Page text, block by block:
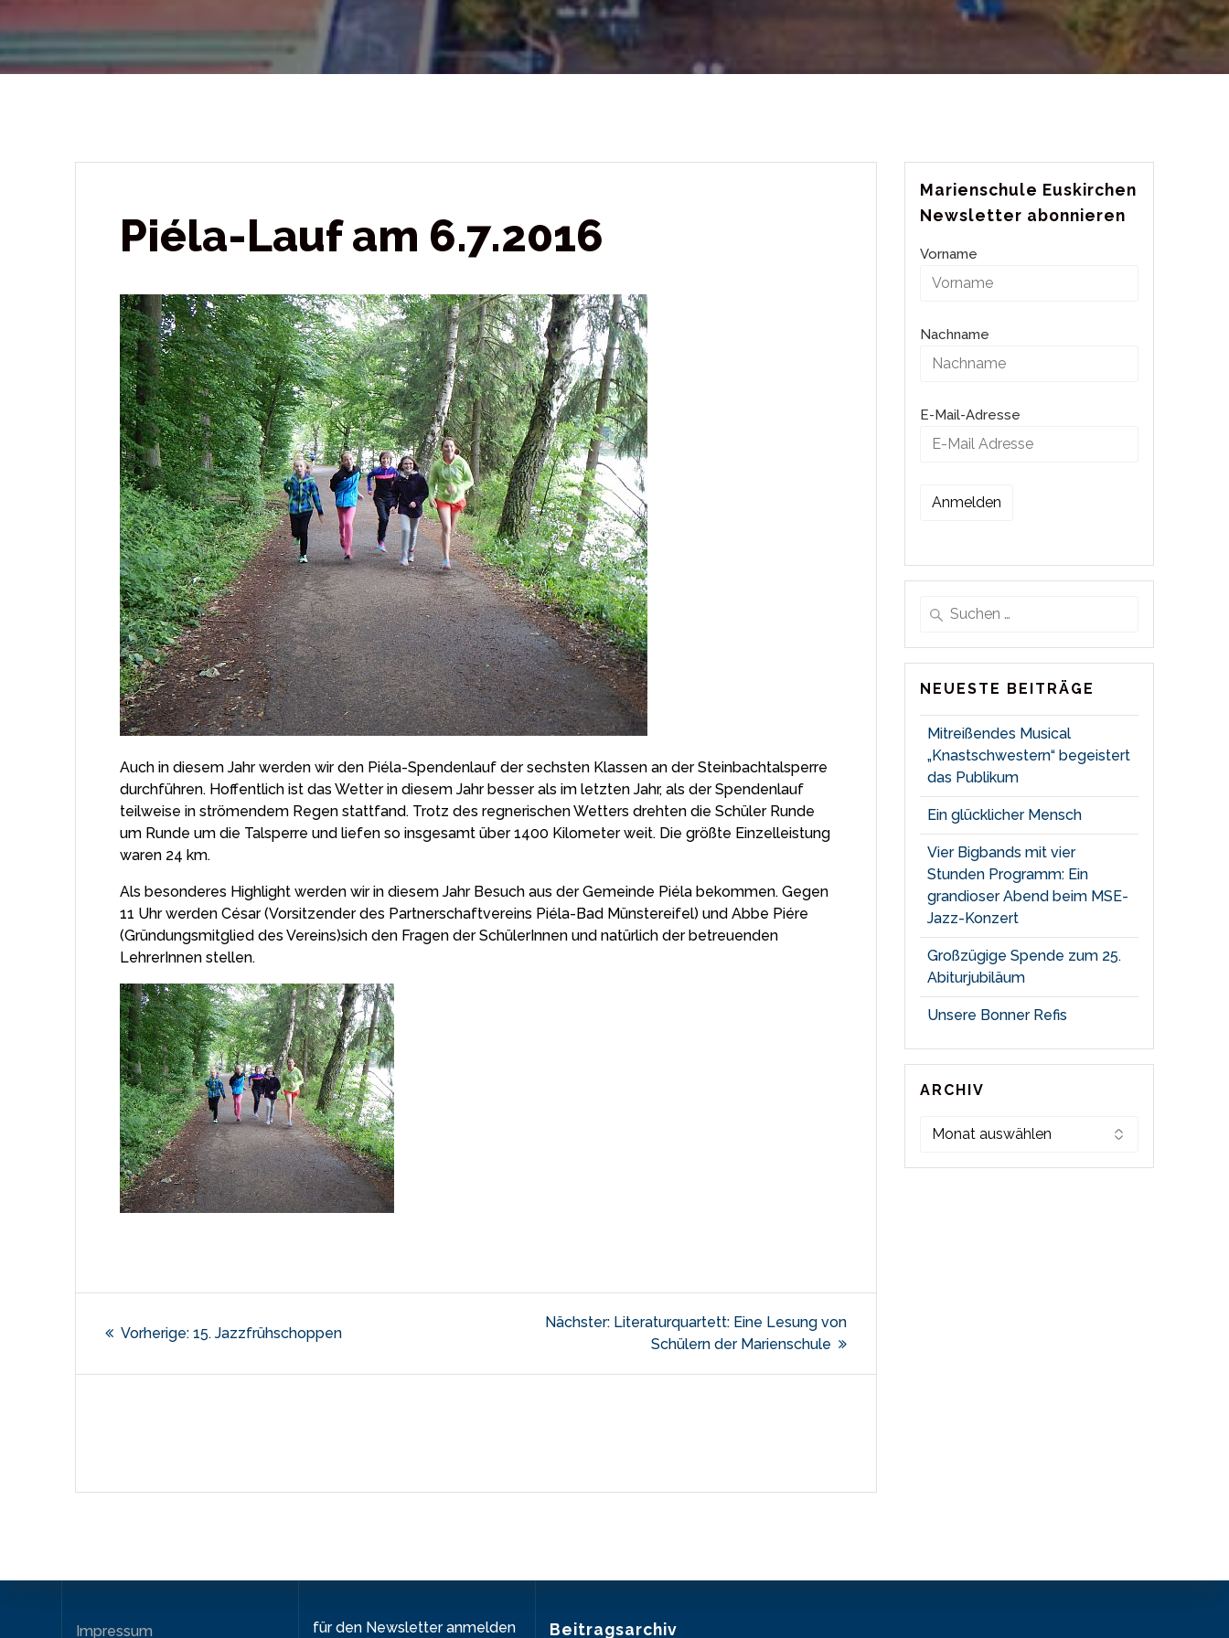
Piéla-Lauf am 6.7.2016
Auch in diesem Jahr werden wir den Piéla-Spendenlauf der sechsten Klassen an der Steinbachtalsperre
durchführen. Hoffentlich ist das Wetter in diesem Jahr besser als im letzten Jahr, als der Spendenlauf
teilweise in strömendem Regen stattfand. Trotz des regnerischen Wetters drehten die Schüler Runde
um Runde um die Talsperre und liefen so insgesamt über 1400 Kilometer weit. Die größte Einzelleistung
waren 24 km.
Als besonderes Highlight werden wir in diesem Jahr Besuch aus der Gemeinde Piéla bekommen. Gegen
11 Uhr werden César (Vorsitzender des Partnerschaftvereins Piéla-Bad Münstereifel) und Abbe Piére
(Gründungsmitglied des Vereins)sich den Fragen der SchülerInnen und natürlich der betreuenden
LehrerInnen stellen.
Beitragsnavigation
Vorherige: Vorheriger
15. Jazzfrühschoppen
Nächster: Nächster
Beitrag:
Literaturquartett: Eine Lesung von
Schülern der Marienschule
Marienschule Euskirchen
Newsletter abonnieren
Vorname
Nachname
E-Mail-Adresse
Suche
NEUESTE BEITRÄGE
Mitreißendes Musical
„Knastschwestern“ begeistert
das Publikum
Ein glücklicher Mensch
Vier Bigbands mit vier
Stunden Programm: Ein
grandioser Abend beim MSE-
Jazz-Konzert
Großzügige Spende zum 25.
Abiturjubiläum
Unsere Bonner Refis
ARCHIV
Archiv
Impressum für den Newsletter anmelden Beitragsarchiv